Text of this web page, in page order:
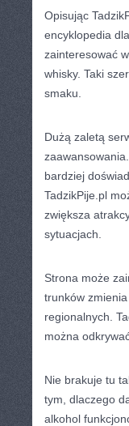
Opisując
encyklopedia
zainteresować
whisky. Taki
smaku.
Dużą zaletą
bardziej
TadzikPije.pl
zwiększa
sytuacjach.
Strona może
trunków
regionalnych.
można
Nie brakuje tu
tym, dlaczego
alkohol